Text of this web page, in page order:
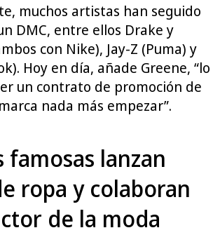
muchos artistas han seguido
DMC, entre ellos Drake y
con Nike), Jay-Z (Puma) y
Hoy en día, añade Greene, “lo
un contrato de promoción de
nada más empezar”.
famosas lanzan
ropa y colaboran
de la moda